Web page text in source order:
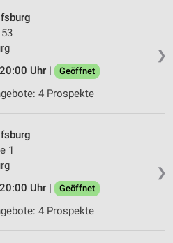
❯
Uhr |
Geöffnet
4 Prospekte
❯
1
Uhr |
Geöffnet
4 Prospekte